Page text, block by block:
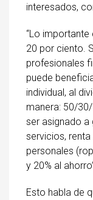
interesados,
“Lo
20 por ciento.
profesionales
puede
individual, al
manera: 50/
ser asignado
servicios,
personales
y 20% al
Esto habla de